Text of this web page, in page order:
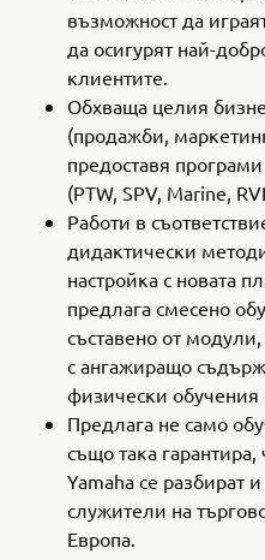
възможност да
да осигурят най-
клиентите.
Обхваща целия
(продажби,
предоставя
(PTW, SPV, Marine,
Работи в
дидактически
настройка с новата
предлага смесено
съставено от
с ангажиращо
физически обучения
Предлага не само
също така гарантира,
Yamaha се разбират
служители на
Европа.